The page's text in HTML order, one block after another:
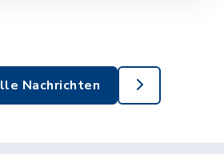
Nachrichten